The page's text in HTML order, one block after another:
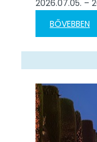
2026.07.05. –
mobilitás
tölthettem
szempontból
rendkívül
volt.…
BŐVEBBEN